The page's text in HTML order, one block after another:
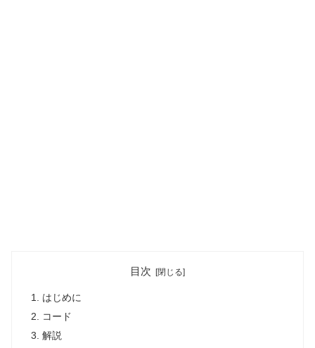
目次
はじめに
コード
解説